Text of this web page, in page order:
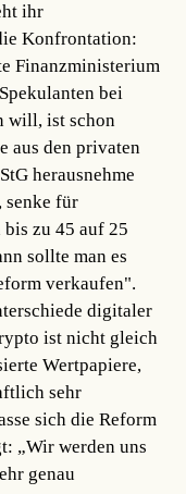
ihr
Konfrontation:
Finanzministerium
bei
will, ist schon
aus den privaten
herausnehme
senke für
bis zu 45 auf 25
sollte man es
verkaufen".
digitaler
ist nicht gleich
Wertpapiere,
sehr
sich die Reform
„Wir werden uns
genau